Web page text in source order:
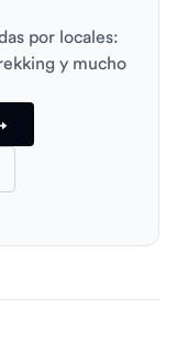
por locales:
y mucho